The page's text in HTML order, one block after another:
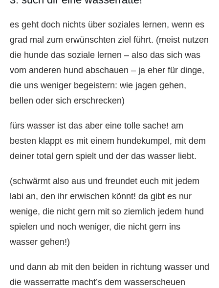
es geht doch nichts über soziales lernen, wenn es
grad mal zum erwünschten ziel führt. (meist nutzen
die hunde das soziale lernen – also das sich was
vom anderen hund abschauen – ja eher für dinge,
die uns weniger begeistern: wie jagen gehen,
bellen oder sich erschrecken)
fürs wasser ist das aber eine tolle sache! am
besten klappt es mit einem hundekumpel, mit dem
deiner total gern spielt und der das wasser liebt.
(schwärmt also aus und freundet euch mit jedem
labi an, den ihr erwischen könnt! da gibt es nur
wenige, die nicht gern mit so ziemlich jedem hund
spielen und noch weniger, die nicht gern ins
wasser gehen!)
und dann ab mit den beiden in richtung wasser und
die wasserratte macht’s dem wasserscheuen